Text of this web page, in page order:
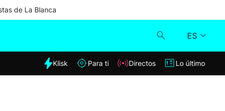
de La Blanca
ES
Klisk
Klisk Para ti Directos Lo último